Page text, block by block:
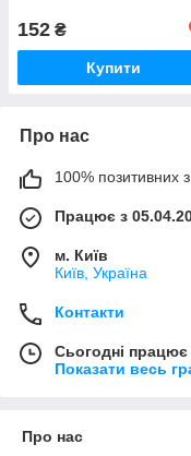
152 ₴
Купити
Про нас
100% позитивних з
Працює з
м. Київ
Київ, Україна
Контакти
Сьогодні
Показати весь
Про нас